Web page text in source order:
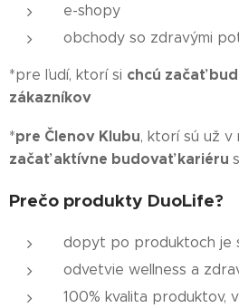
e-shopy
obchody so zdravými
*pre ľudí, ktorí si chcú začať
zákazníkov
*pre Členov Klubu, ktorí sú už v
začať aktívne budovať kariéru
Prečo produkty DuoLife?
dopyt po produktoch je
odvetvie wellness a
100% kvalita produktov,